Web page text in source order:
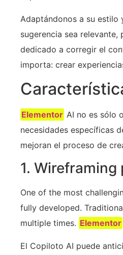
Adaptándonos a su
sugerencia sea
dedicado a corregir el
importa: crear
Elementor AI no es sólo
necesidades específicas
mejoran el proceso de
1.
One of the most
fully developed.
multiple times. Elementor
El Copiloto AI puede